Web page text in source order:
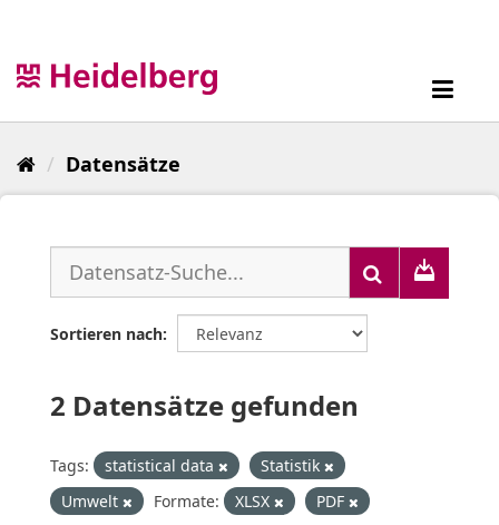
Datensätze
Sortieren nach
2 Datensätze gefunden
Tags: statistical data
Statistik
Umwelt
Formate: XLSX
PDF